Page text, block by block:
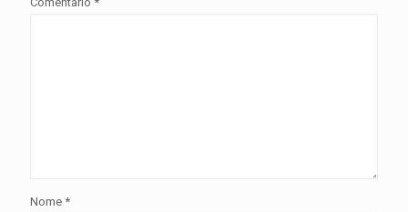
Nome *